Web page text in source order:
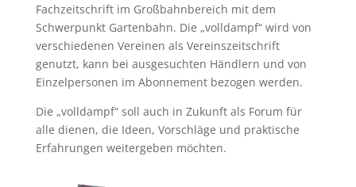
Fachzeitschrift im Großbahnbereich mit dem
Schwerpunkt Gartenbahn. Die „volldampf“ wird von
verschiedenen Vereinen als Vereinszeitschrift
genutzt, kann bei ausgesuchten Händlern und von
Einzelpersonen im Abonnement bezogen werden.
Die „volldampf“ soll auch in Zukunft als Forum für
alle dienen, die Ideen, Vorschläge und praktische
Erfahrungen weitergeben möchten.